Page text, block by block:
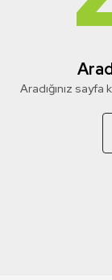
Aradığınız sayfa